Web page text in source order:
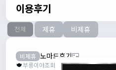
이용후기
전체 제휴 비제휴
비제휴 노마드후기
부릉이야조회수 50추천 02026.08.03